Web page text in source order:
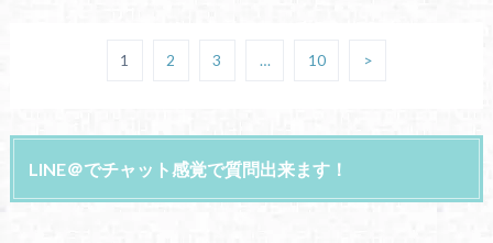
1 2 3 … 10 >
LINE＠でチャット感覚で質問出来ます！